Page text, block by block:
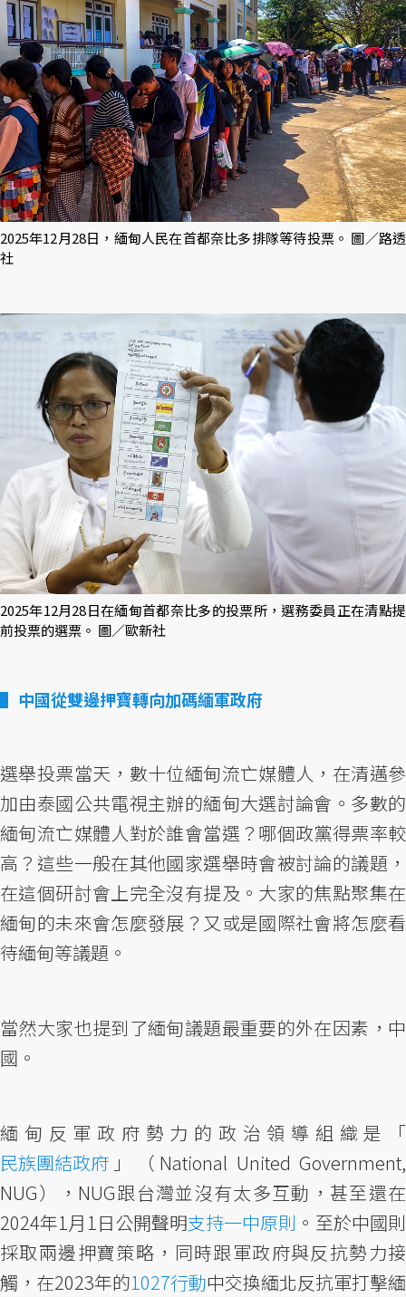
2025年12月28日，緬甸人民在首都奈比多排隊等待投票。 圖／路透
社
2025年12月28日在緬甸首都奈比多的投票所，選務委員正在清點提
前投票的選票。 圖／歐新社
中國從雙邊押寶轉向加碼緬軍政府
選舉投票當天，數十位緬甸流亡媒體人，在清邁參
加由泰國公共電視主辦的緬甸大選討論會。多數的
緬甸流亡媒體人對於誰會當選？哪個政黨得票率較
高？這些一般在其他國家選舉時會被討論的議題，
在這個研討會上完全沒有提及。大家的焦點聚集在
緬甸的未來會怎麼發展？又或是國際社會將怎麼看
待緬甸等議題。
當然大家也提到了緬甸議題最重要的外在因素，中
國。
緬甸反軍政府勢力的政治領導組織是「
民族團結政府 」（National United Government,
NUG），NUG跟台灣並沒有太多互動，甚至還在
2024年1月1日公開聲明支持一中原則 。至於中國則
採取兩邊押寶策略，同時跟軍政府與反抗勢力接
觸，在2023年的1027行動中交換緬北反抗軍打擊緬